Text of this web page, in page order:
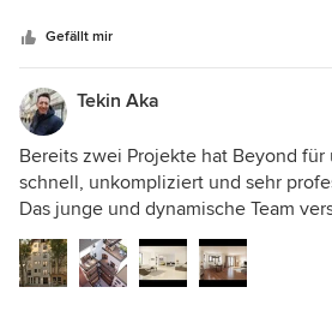
offene Kommunikation mit dem
einwandfrei. Die Durchführung der
Projekten basiert auf einer
respektvollen Ebene. Sachlich
optimal und stets weiterzuempfehlen.
Gefällt mir
Tekin Aka
Bereits zwei Projekte hat Beyond
schnell, unkompliziert und sehr
Das junge und dynamische Team
Kundenwünsche selbstständig
Visualisierungen haben unseren
und auch den Vertrieb sehr stark